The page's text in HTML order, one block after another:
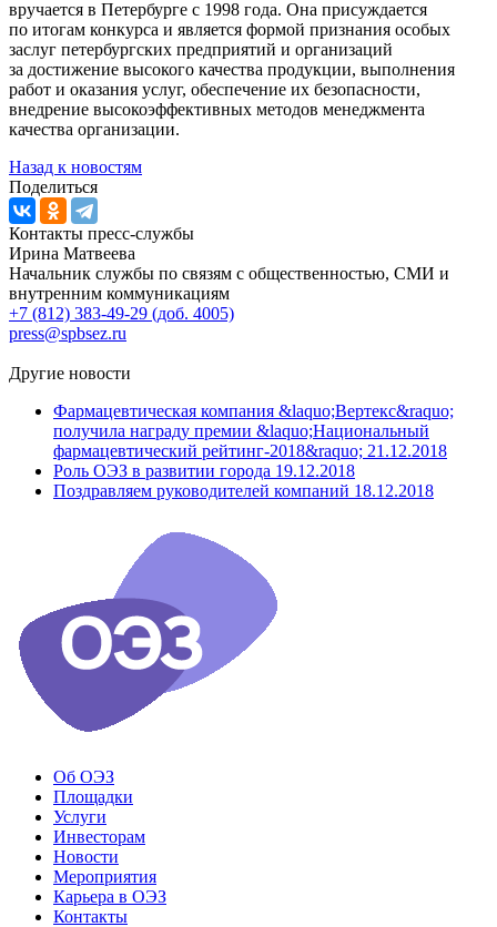
вручается в Петербурге с 1998 года. Она присуждается
по итогам конкурса и является формой признания особых
заслуг петербургских предприятий и организаций
за достижение высокого качества продукции, выполнения
работ и оказания услуг, обеспечение их безопасности,
внедрение высокоэффективных методов менеджмента
качества организации.
Назад к новостям
Поделиться
Контакты пресс-службы
Ирина Матвеева
Начальник службы по связям с общественностью, СМИ и
внутренним коммуникациям
+7 (812) 383-49-29 (доб. 4005)
press@spbsez.ru
Другие новости
Фармацевтическая компания &laquo;Вертекс&raquo;
получила награду премии &laquo;Национальный
фармацевтический рейтинг-2018&raquo; 21.12.2018
Роль ОЭЗ в развитии города 19.12.2018
Поздравляем руководителей компаний 18.12.2018
Об ОЭЗ
Площадки
Услуги
Инвесторам
Новости
Мероприятия
Карьера в ОЭЗ
Контакты